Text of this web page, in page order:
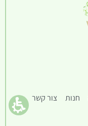
חנות צור קשר